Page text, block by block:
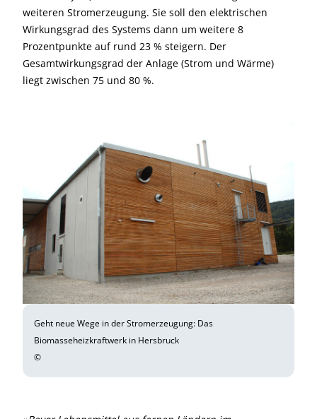
weiteren Stromerzeugung. Sie soll den elektrischen
Wirkungsgrad des Systems dann um weitere 8
Prozentpunkte auf rund 23 % steigern. Der
Gesamtwirkungsgrad der Anlage (Strom und Wärme)
liegt zwischen 75 und 80 %.
Geht neue Wege in der Stromerzeugung: Das
Biomasseheizkraftwerk in Hersbruck
©